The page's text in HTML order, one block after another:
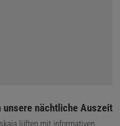
nächtliche Auszeit
lüften mit informativen